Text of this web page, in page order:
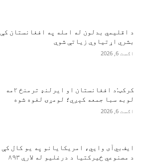
د اقلیمي بدلون له امله په افغانستان کې
بشري اړتیاوې زیاتې شوې
اګست 6, 2026
کرکټ:د افغانستان او ایرلنډ ترمنځ ۲مه
لوبه سبا جمعه کېږي؛ لومړۍ لغوه شوه
اګست 6, 2026
ایف‌بي‌آی وايي، امریکایانو په یو کال کې
د مصنوعي ځیرکتیا د درغلیو له لارې ۸۹۳